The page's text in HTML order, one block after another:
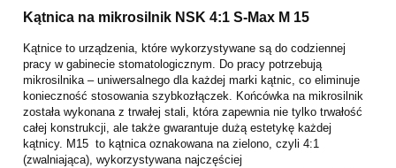
Kątnica na mikrosilnik NSK 4:1 S-Max M 15
Kątnice to urządzenia, które wykorzystywane są do codziennej
pracy w gabinecie stomatologicznym. Do pracy potrzebują
mikrosilnika – uniwersalnego dla każdej marki kątnic, co eliminuje
konieczność stosowania szybkozłączek. Końcówka na mikrosilnik
została wykonana z trwałej stali, która zapewnia nie tylko trwałość
całej konstrukcji, ale także gwarantuje dużą estetykę każdej
kątnicy. M15 to kątnica oznakowana na zielono, czyli 4:1
(zwalniająca), wykorzystywana najczęściej